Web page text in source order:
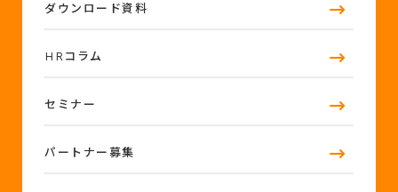
ダウンロード資料
HRコラム
セミナー
パートナー募集